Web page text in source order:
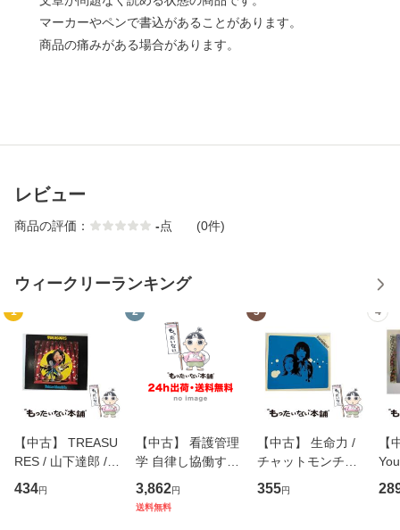
マーカーやペンで書込があることがあります。
商品の痛みがある場合があります。
レビュー
商品の評価： -点 (0件)
ウィークリーランキング
1
【中古】 TREASU
RES / 山下達郎 /
イーストウエス
ト・ジャパン [CD]
434円
2
【中古】 看護管理
学 自律し協働する
専門職の看護マネ
ジメントスキル 改
3,862円
送料無料
3
【中古】 生命力 /
チャットモンチー /
キューンレコード
[CD]【メール便送
355円
4
【
のが